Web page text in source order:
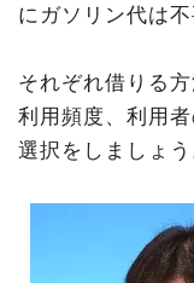
にガソリン代は不
それぞれ借りる
利用頻度、利用
選択をしましょう